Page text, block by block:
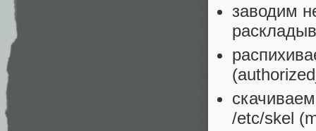
заводим
/etc/skel